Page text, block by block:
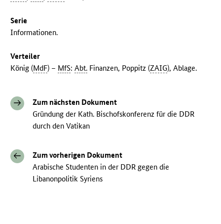
Serie
Informationen.
Verteiler
König (MdF) – MfS:Abt. Finanzen, Poppitz (ZAIG), Ablage.
Zum nächsten Dokument
Gründung der Kath. Bischofskonferenz für die DDR
durch den Vatikan
Zum vorherigen Dokument
Arabische Studenten in der DDR gegen die
Libanonpolitik Syriens